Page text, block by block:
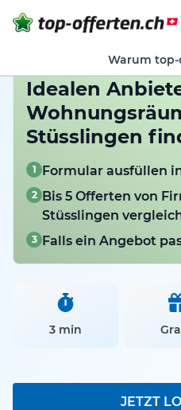
Warum
Idealen
Stüsslingen
1 Formular ausfüllen
2 Bis 5 Offerten von
Stüsslingen
3 Falls ein Angebot
3 min
JETZT